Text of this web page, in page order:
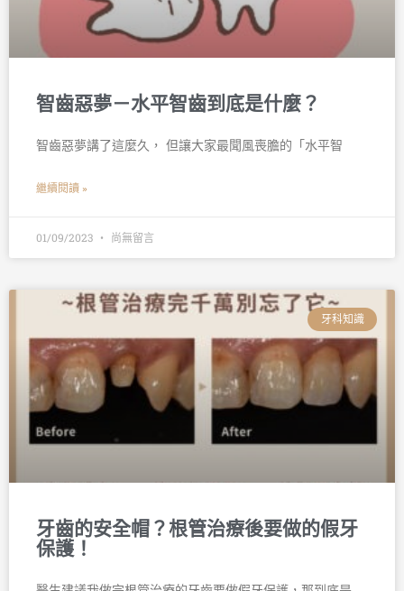
智齒惡夢－水平智齒到底是什麼？
智齒惡夢講了這麼久， 但讓大家最聞風喪膽的「水平智
繼續閱讀 »
01/09/2023 尚無留言
牙科知識
牙齒的安全帽？根管治療後要做的假牙
保護！